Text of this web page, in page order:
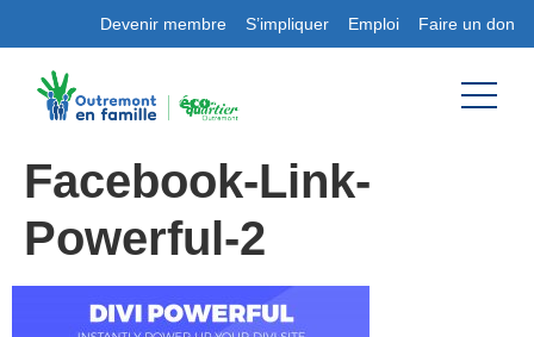
Devenir membre S’impliquer Emploi Faire un don
Facebook-Link-
Powerful-2